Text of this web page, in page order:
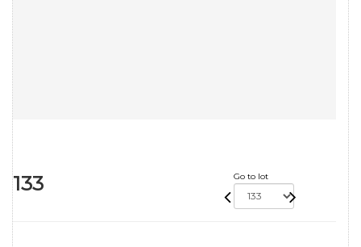
133 Go to lot